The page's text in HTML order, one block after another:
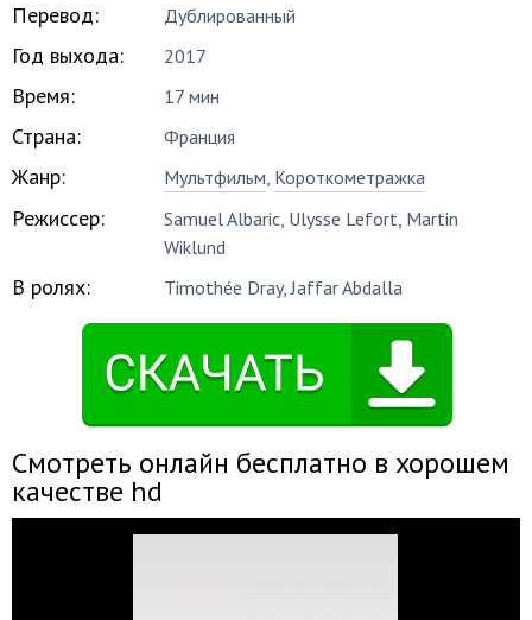
Перевод: Дублированный
Год выхода: 2017
Время: 17 мин
Страна: Франция
Жанр: Мультфильм, Короткометражка
Режиссер: Samuel Albaric, Ulysse Lefort, Martin
Wiklund
В ролях: Timothée Dray,Jaffar Abdalla
Смотреть онлайн бесплатно в хорошем
качестве hd